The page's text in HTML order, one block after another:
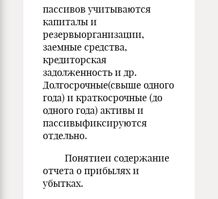
пассивов учитываются
капиталы и
резервыорганизации,
заемные средства,
кредиторская
задолженность и др.
Долгосрочные(свыше одного
года) и краткосрочные (до
одного года) активы и
пассивыфиксируются
отдельно.
Понятиеи содержание
отчета о прибылях и
убытках.